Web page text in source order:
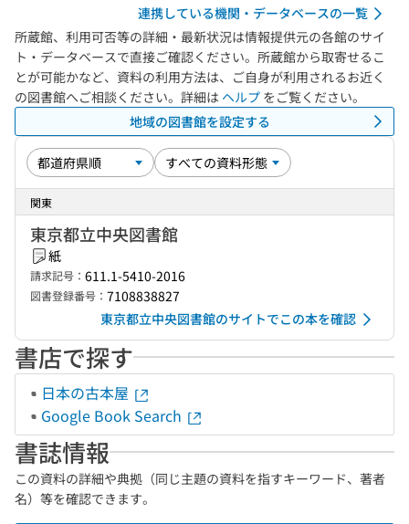
連携している機関・データベースの一覧
所蔵館、利用可否等の詳細・最新状況は情報提供元の各館のサイ
ト・データベースで直接ご確認ください。所蔵館から取寄せるこ
とが可能かなど、資料の利用方法は、ご自身が利用されるお近く
の図書館へご相談ください。詳細は ヘルプ をご覧ください。
地域の図書館を設定する
関東
東京都立中央図書館
紙
請求記号： 611.1-5410-2016
図書登録番号： 7108838827
東京都立中央図書館のサイトでこの本を確認
書店で探す
日本の古本屋
Google Book Search
書誌情報
この資料の詳細や典拠（同じ主題の資料を指すキーワード、著者
名）等を確認できます。